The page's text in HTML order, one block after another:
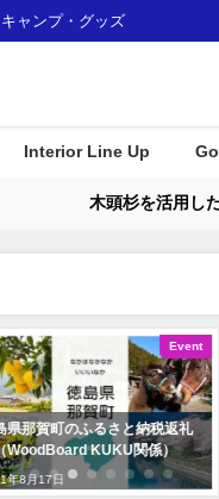
ャンプ・グッズ
Interior Line Up
木頭杉を活用し
Event
納税返礼
関係）
那賀町産材・
Ｕがみなとモ
認証制度に登